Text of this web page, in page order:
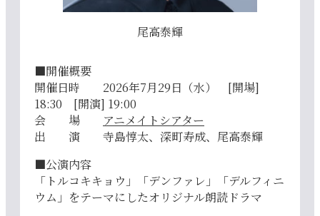
尾高泰輝
■開催概要
開催日時 2026年7月29日（水） [開場]
18:30 [開演] 19:00
会 場 アニメイトシアター
出 演 寺島惇太、深町寿成、尾高泰輝
■公演内容
「トルコキキョウ」「デンファレ」「デルフィニ
ウム」をテーマにしたオリジナル朗読ドラマ